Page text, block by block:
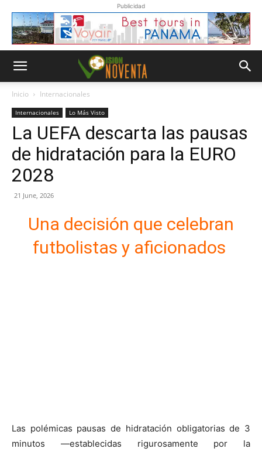
Publicidad
Inicio Internacionales
Internacionales Lo Más Visto
La UEFA descarta las pausas
de hidratación para la EURO
2028
21 June, 2026
Una decisión que celebran
futbolistas y aficionados
Las polémicas pausas de hidratación obligatorias de 3
minutos —establecidas rigurosamente por la